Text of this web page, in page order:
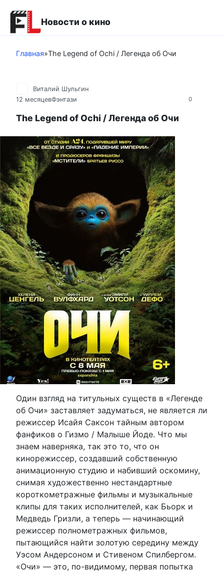
контенту
Новости о кино
Главная»The Legend of Ochi / Легенда об Очи
0
Виталий Шульгин
12 месяцевФэнтази
The Legend of Ochi / Легенда об Очи
Один взгляд на титульных существ в «Легенде
об Очи» заставляет задуматься, не является ли
режиссер Исайя Саксон тайным автором
фанфиков о Гизмо / Малыше Йоде. Что мы
знаем наверняка, так это то, что он
кинорежиссер, создавший собственную
анимационную студию и набивший оскомину,
снимая художественно нестандартные
короткометражные фильмы и музыкальные
клипы для таких исполнителей, как Бьорк и
Медведь Гризли, а теперь — начинающий
режиссер полнометражных фильмов,
пытающийся найти золотую середину между
Уэсом Андерсоном и Стивеном Спилбергом.
«Очи» — это, по-видимому, первая попытка